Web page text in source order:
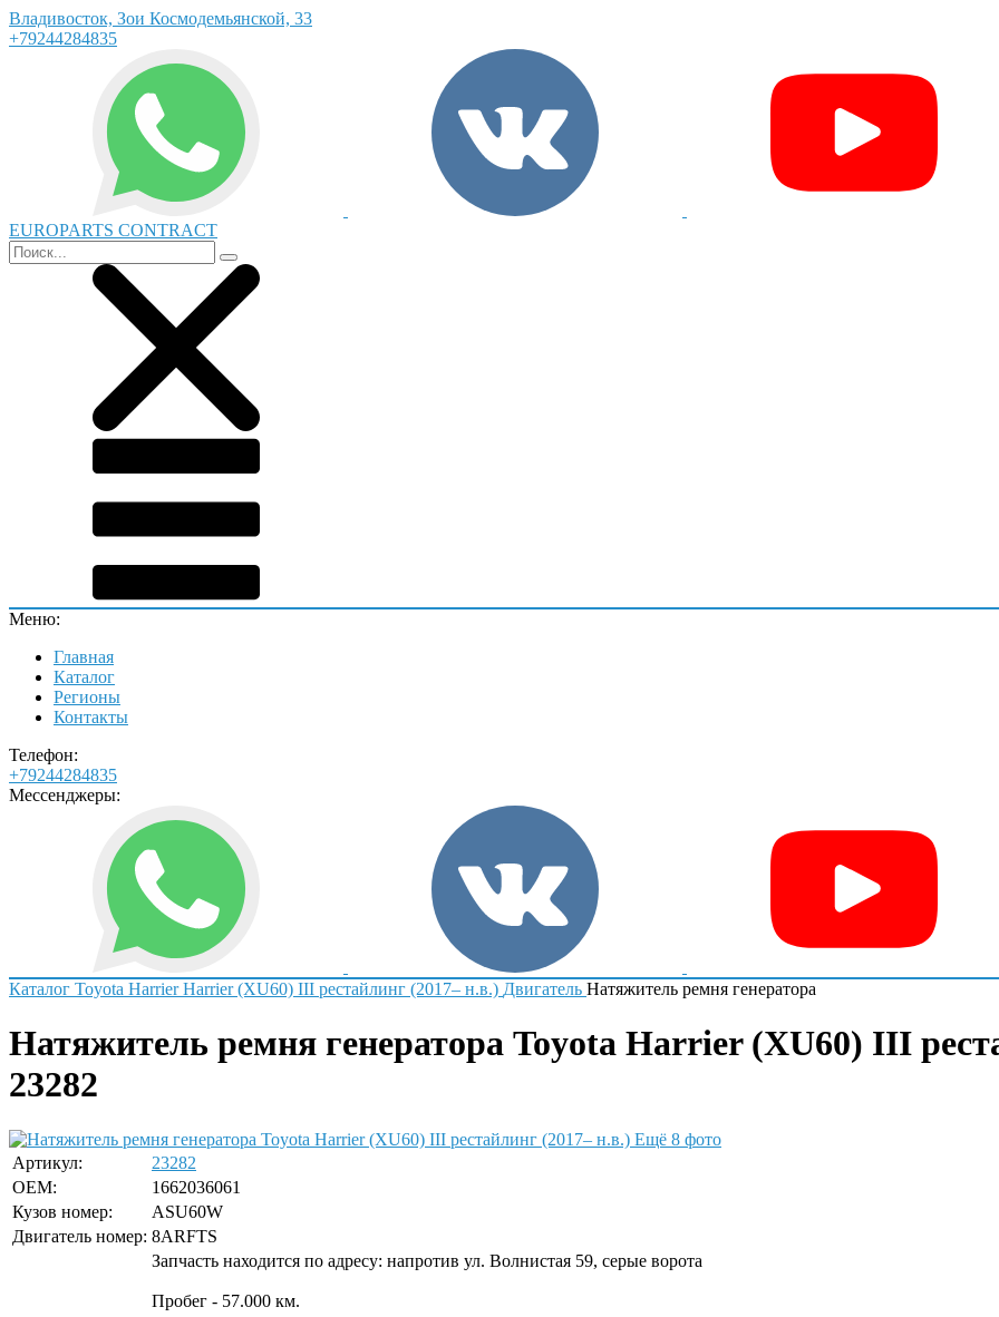
Владивосток, Зои Космодемьянской, 33
+79244284835
EUROPARTS CONTRACT
Меню:
Главная
Каталог
Регионы
Контакты
Телефон:
+79244284835
Мессенджеры:
Каталог Toyota Harrier Harrier (XU60) III рестайлинг (2017– н.в.) Двигатель Натяжитель ремня генератора
Натяжитель ремня генератора Toyota Harrier (XU60) III
23282
Ещё 8 фото
Артикул:
23282
OEM:
1662036061
Кузов номер:
ASU60W
Двигатель номер: 8ARFTS
Запчасть находится по адресу: напротив ул. Волнистая 59, серые ворота
Пробег - 57.000 км.